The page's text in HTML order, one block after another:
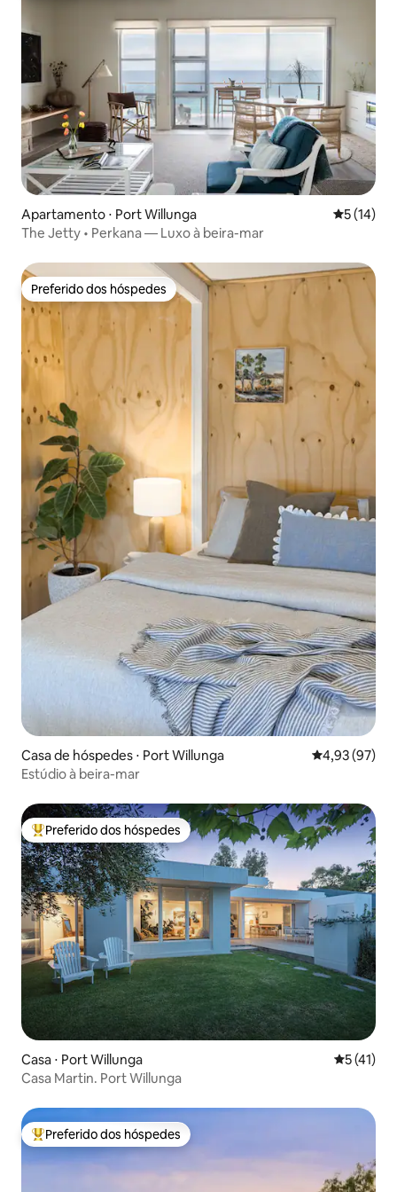
Apartamento ⋅ Port Willunga 5 de uma
5 (14)
The Jetty • Perkana — Luxo à beira-mar
Preferido dos hóspedes
Preferido dos hóspedes
Casa de hóspedes ⋅ Port Willunga 4,93 de uma
4,93 (97)
Estúdio à beira-mar
Entre os melhores preferidos dos hóspedes
Preferido dos hóspedes
Casa ⋅ Port Willunga 5 de uma
5 (41)
Casa Martin. Port Willunga
Entre os melhores preferidos dos hóspedes
Preferido dos hóspedes